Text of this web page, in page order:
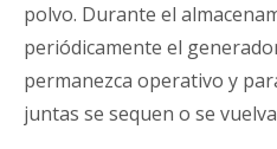
polvo. Durante el
periódicamente el
permanezca operativo y
juntas se sequen o se